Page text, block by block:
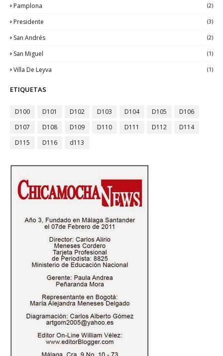
Pamplona (2)
Presidente (3)
San Andrés (2)
San Miguel (1)
Villa De Leyva (1)
ETIQUETAS
D100 D101 D102 D103 D104 D105
D106
D107
D108 D109 D110 D111 D112
D114
D115
D116 d113